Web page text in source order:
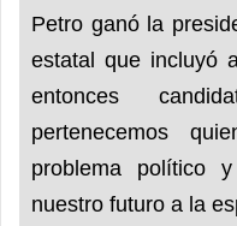
Petro ganó la
estatal que incluyó
entonces
pertenecemos
problema político
nuestro futuro a la